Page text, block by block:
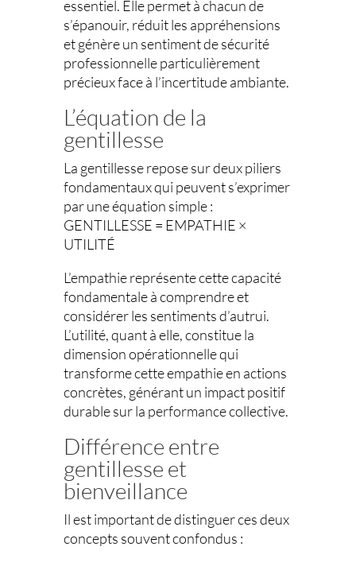
essentiel. Elle permet à chacun de
s’épanouir, réduit les appréhensions
et génère un sentiment de sécurité
professionnelle particulièrement
précieux face à l’incertitude ambiante.
L’équation de la
gentillesse
La gentillesse repose sur deux piliers
fondamentaux qui peuvent s’exprimer
par une équation simple :
GENTILLESSE = EMPATHIE ×
UTILITÉ
L’empathie représente cette capacité
fondamentale à comprendre et
considérer les sentiments d’autrui.
L’utilité, quant à elle, constitue la
dimension opérationnelle qui
transforme cette empathie en actions
concrètes, générant un impact positif
durable sur la performance collective.
Différence entre
gentillesse et
bienveillance
Il est important de distinguer ces deux
concepts souvent confondus :